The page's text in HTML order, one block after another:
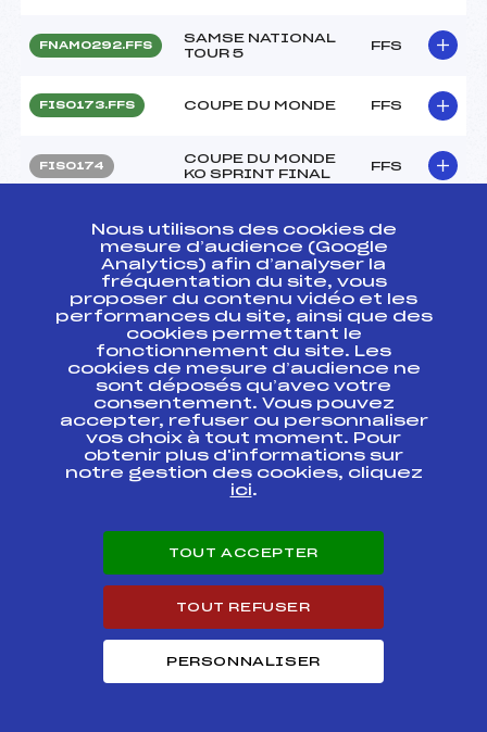
FNAM0292.FFS
SAMSE NATIONAL
TOUR 5
FFS
FIS0173.FFS COUPE DU MONDE FFS
FIS0174
COUPE DU MONDE
KO SPRINT FINAL
FFS
FIS0189.FFS
CONTINENTALE
OPA
FFS
FIS0185.FFS
COUPE
CONTINENTALE
OPA
FFS
FIS0181.FFS
COUPE
CONTINENTALE
OPA
FFS
FIS0182
COUPE
CONTINENTALE
OPA KO SPRINT
FINAL
FFS
NORDIQUE TOUR
TOUR FFS 4 MASS
FFS
DE FRANCE INDIV
Nous utilisons des cookies de
mesure d’audience (Google
Analytics) afin d’analyser la
fréquentation du site, vous
proposer du contenu vidéo et les
performances du site, ainsi que des
cookies permettant le
fonctionnement du site. Les
cookies de mesure d’audience ne
sont déposés qu’avec votre
consentement. Vous pouvez
accepter, refuser ou personnaliser
vos choix à tout moment. Pour
obtenir plus d'informations sur
notre gestion des cookies, cliquez
ici.
TOUT ACCEPTER
TOUT REFUSER
PERSONNALISER